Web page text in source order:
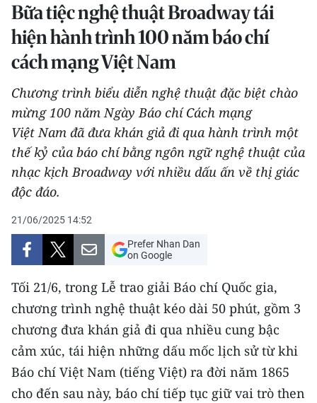
THỂ THAO
GIÁO DỤC
Y TẾ
KHOA HỌC - CÔNG NGHỆ
MÔI TRƯỜNG
BẠN ĐỌC
KIỂM CHỨNG THÔNG TIN
TRI THỨC CHUYÊN SÂU
54 DÂN TỘC VIỆT NAM
CHƯƠNG TRÌNH OCOP - MỖI XÃ
MỘT SẢN PHẨM
RADIO
Bữa tiệc nghệ thuật Broadway tái
hiện hành trình 100 năm báo chí
cách mạng Việt Nam
Chương trình biểu diễn nghệ thuật đặc biệt chào
mừng 100 năm Ngày Báo chí Cách mạng
Việt Nam đã đưa khán giả đi qua hành trình một
thế kỷ của báo chí bằng ngôn ngữ nghệ thuật của
nhạc kịch Broadway với nhiều dấu ấn về thị giác
độc đáo.
21/06/2025 14:52
Prefer Nhan Dan
on Google
Tối 21/6, trong Lễ trao giải Báo chí Quốc gia,
chương trình nghệ thuật kéo dài 50 phút, gồm 3
chương đưa khán giả đi qua nhiều cung bậc
cảm xúc, tái hiện những dấu mốc lịch sử từ khi
Báo chí Việt Nam (tiếng Việt) ra đời năm 1865
cho đến sau này, báo chí tiếp tục giữ vai trò then